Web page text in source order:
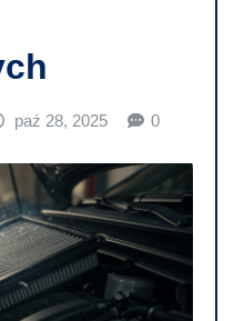
paź 28, 2025 0